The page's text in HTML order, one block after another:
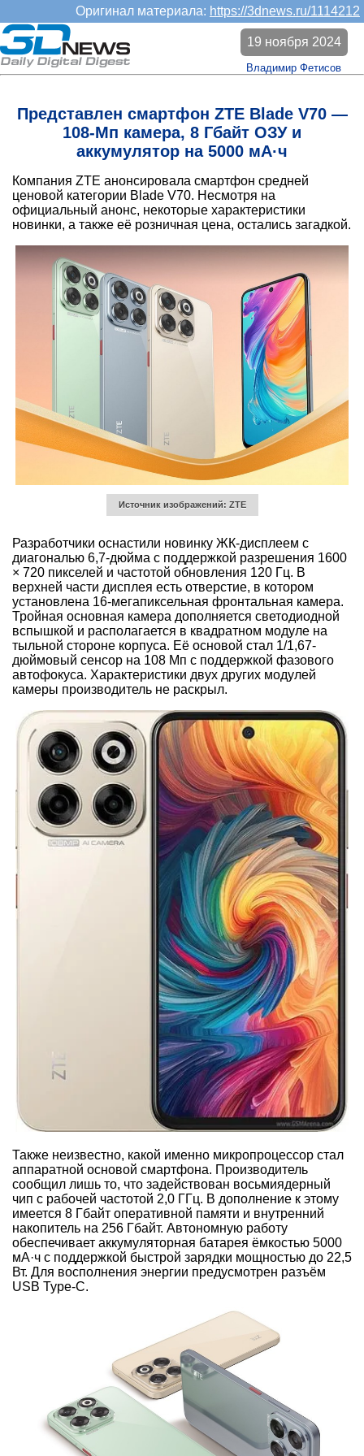
Оригинал материала: https://3dnews.ru/1114212
Представлен смартфон ZTE Blade V70 —
108-Мп камера, 8 Гбайт ОЗУ и
аккумулятор на 5000 мА·ч
19 ноября 2024
Владимир Фетисов
Компания ZTE анонсировала смартфон средней
ценовой категории Blade V70. Несмотря на
официальный анонс, некоторые характеристики
новинки, а также её розничная цена, остались загадкой.
Источник изображений: ZTE
Разработчики оснастили новинку ЖК-дисплеем с
диагональю 6,7-дюйма с поддержкой разрешения 1600
× 720 пикселей и частотой обновления 120 Гц. В
верхней части дисплея есть отверстие, в котором
установлена 16-мегапиксельная фронтальная камера.
Тройная основная камера дополняется светодиодной
вспышкой и располагается в квадратном модуле на
тыльной стороне корпуса. Её основой стал 1/1,67-
дюймовый сенсор на 108 Мп с поддержкой фазового
автофокуса. Характеристики двух других модулей
камеры производитель не раскрыл.
Также неизвестно, какой именно микропроцессор стал
аппаратной основой смартфона. Производитель
сообщил лишь то, что задействован восьмиядерный
чип с рабочей частотой 2,0 ГГц. В дополнение к этому
имеется 8 Гбайт оперативной памяти и внутренний
накопитель на 256 Гбайт. Автономную работу
обеспечивает аккумуляторная батарея ёмкостью 5000
мА·ч с поддержкой быстрой зарядки мощностью до 22,5
Вт. Для восполнения энергии предусмотрен разъём
USB Type-C.